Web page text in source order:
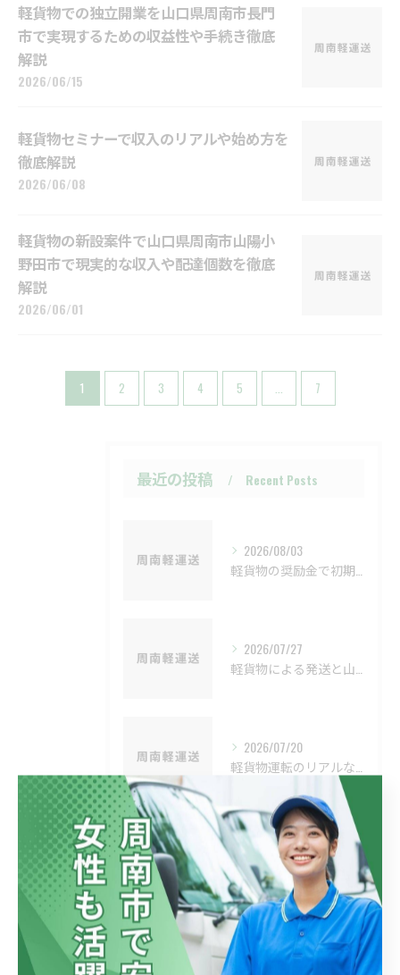
軽貨物での独立開業を山口県周南市長門
市で実現するための収益性や手続き徹底
解説
2026/06/15
軽貨物セミナーで収入のリアルや始め方を
徹底解説
2026/06/08
軽貨物の新設案件で山口県周南市山陽小
野田市で現実的な収入や配達個数を徹底
解説
2026/06/01
1 2 3 4 5 ... 7
最近の投稿 Recent Posts
2026/08/03
2026/07/27
2026/07/20
タグ Tags
車両管理 地元で仕事 新規ドライバー
協力業者募集 登録ドライバー